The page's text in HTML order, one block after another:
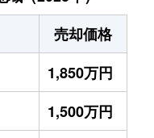
売却価格
1,850万円
1,500万円